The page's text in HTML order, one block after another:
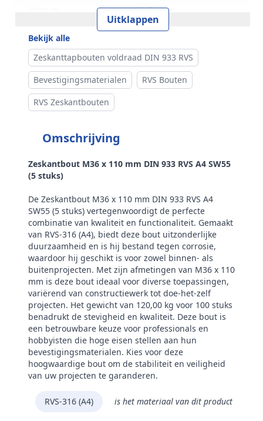
60,79 mm
22,5 mm
Gewicht per 100 stuks
120,00 kg
Aandrijving
Buitenzeskant
Draadtype
Merk
Uitklappen
Bekijk alle
Zeskanttapbouten voldraad DIN 933 RVS
Bevestigingsmaterialen
RVS Bouten
RVS Zeskantbouten
Omschrijving
Zeskantbout M36 x 110 mm DIN 933 RVS A4 SW55
(5 stuks)
De Zeskantbout M36 x 110 mm DIN 933 RVS A4
SW55 (5 stuks) vertegenwoordigt de perfecte
combinatie van kwaliteit en functionaliteit. Gemaakt
van RVS-316 (A4), biedt deze bout uitzonderlijke
duurzaamheid en is hij bestand tegen corrosie,
waardoor hij geschikt is voor zowel binnen- als
buitenprojecten. Met zijn afmetingen van M36 x 110
mm is deze bout ideaal voor diverse toepassingen,
variërend van constructiewerk tot doe-het-zelf
projecten. Het gewicht van 120,00 kg voor 100 stuks
benadrukt de stevigheid en kwaliteit. Deze bout is
een betrouwbare keuze voor professionals en
hobbyisten die hoge eisen stellen aan hun
bevestigingsmaterialen. Kies voor deze
hoogwaardige bout om de stabiliteit en veiligheid
van uw projecten te garanderen.
RVS-316 (A4) is het materiaal van dit product